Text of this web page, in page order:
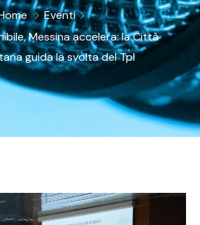
Eventi
Messina accelera: la Città
guida la svolta del Tpl